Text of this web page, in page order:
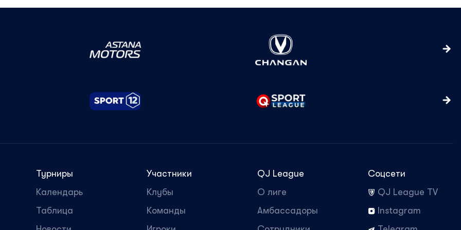
Турниры
Календарь
Таблица
Участники
Клубы
Команды
QJ League
О лиге
Амбассадоры
Соцсети
QJ League TV
Instagram